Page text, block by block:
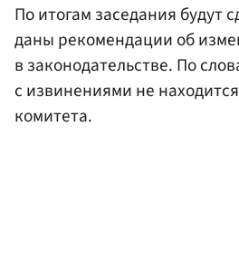
По итогам заседания будут
даны рекомендации об
в законодательстве. По
с извинениями не
комитета.